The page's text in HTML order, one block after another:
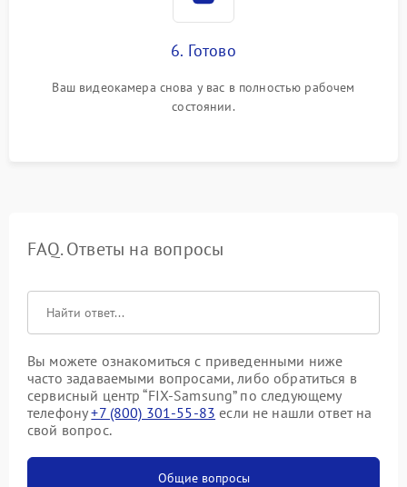
6. Готово
Ваш видеокамера снова у вас в полностью рабочем
состоянии.
FAQ. Ответы на вопросы
Вы можете ознакомиться с приведенными ниже
часто задаваемыми вопросами, либо обратиться в
сервисный центр “FIX-Samsung” по следующему
телефону+7 (800) 301-55-83 если не нашли ответ на
свой вопрос.
Общие вопросы